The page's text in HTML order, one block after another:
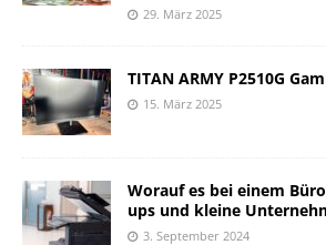
29. März 2025
TITAN ARMY P2510G
15. März 2025
Worauf es bei einem
ups und kleine
3. September 2024